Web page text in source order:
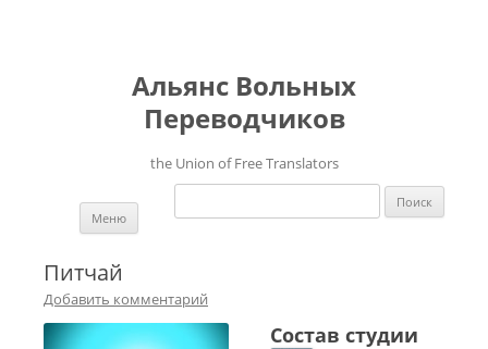
Альянс Вольных
Переводчиков
the Union of Free Translators
Найти:
Меню
Питчай
Добавить комментарий
Состав студии